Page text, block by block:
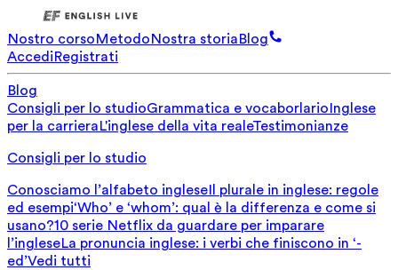
Nostro corsoMetodoNostra storiaBlog
AccediRegistrati
Blog
Consigli per lo studioGrammatica e vocaborlarioInglese
per la carrieraL'inglese della vita realeTestimonianze
Consigli per lo studio
Conosciamo l’alfabeto ingleseIl plurale in inglese: regole
ed esempi‘Who’ e ‘whom’: qual è la differenza e come si
usano?10 serie Netflix da guardare per imparare
l’ingleseLa pronuncia inglese: i verbi che finiscono in ‘-
ed’Vedi tutti